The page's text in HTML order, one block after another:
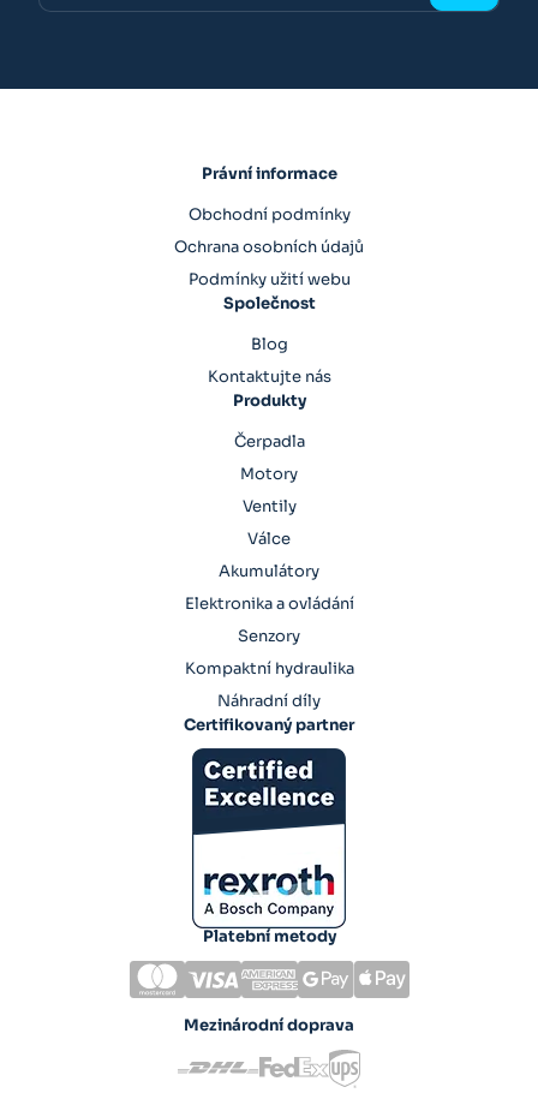
Právní informace
Obchodní podmínky
Ochrana osobních údajů
Podmínky užití webu
Společnost
Blog
Kontaktujte nás
Produkty
Čerpadla
Motory
Ventily
Válce
Akumulátory
Elektronika a ovládání
Senzory
Kompaktní hydraulika
Náhradní díly
Certifikovaný partner
Platební metody
Mezinárodní doprava